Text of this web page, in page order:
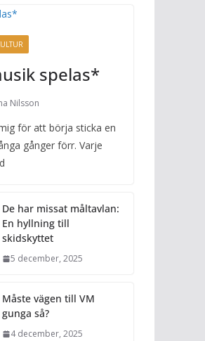
spelas*
Nilsson
för att börja sticka en
gånger förr. Varje
De har missat måltavlan:
En hyllning till
skidskyttet
5 december, 2025
Måste vägen till VM
gunga så?
4 december, 2025